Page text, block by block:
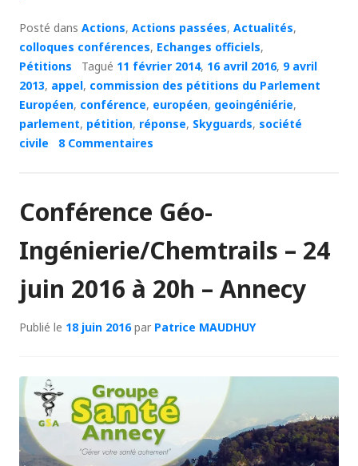
Posté dans Actions, Actions passées, Actualités,
colloques conférences, Echanges officiels,
Pétitions
Tagué 11 février 2014, 16 avril 2016, 9 avril
2013, appel, commission des pétitions du Parlement
Européen, conférence, européen, geoingéniérie,
parlement, pétition, réponse, Skyguards, société
civile
8 Commentaires
Conférence Géo-
Ingénierie/Chemtrails – 24
juin 2016 à 20h – Annecy
Publié le 18 juin 2016par Patrice MAUDHUY